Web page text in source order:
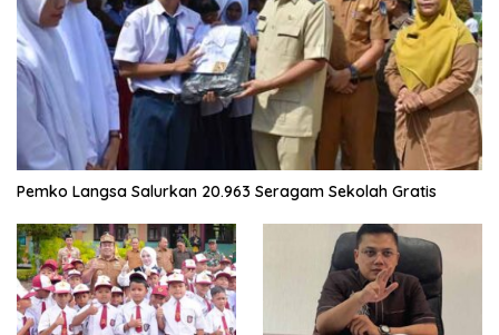
Pemko Langsa Salurkan 20.963 Seragam Sekolah Gratis